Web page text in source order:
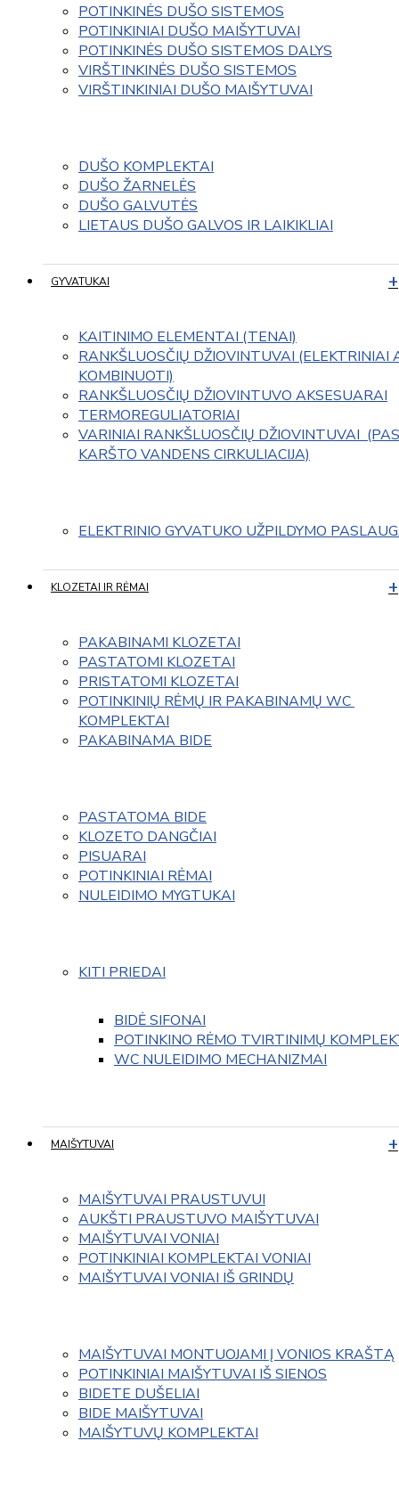
POTINKINĖS DUŠO SISTEMOS
POTINKINIAI DUŠO MAIŠYTUVAI
POTINKINĖS DUŠO SISTEMOS DALYS
VIRŠTINKINĖS DUŠO SISTEMOS
VIRŠTINKINIAI DUŠO MAIŠYTUVAI
DUŠO KOMPLEKTAI
DUŠO ŽARNELĖS
DUŠO GALVUTĖS
LIETAUS DUŠO GALVOS IR LAIKIKLIAI
GYVATUKAI
KAITINIMO ELEMENTAI (TENAI)
RANKŠLUOSČIŲ DŽIOVINTUVAI (ELEKTRINIAI
KOMBINUOTI)
RANKŠLUOSČIŲ DŽIOVINTUVO AKSESUARAI
TERMOREGULIATORIAI
VARINIAI RANKŠLUOSČIŲ DŽIOVINTUVAI
KARŠTO VANDENS CIRKULIACIJA)
ELEKTRINIO GYVATUKO UŽPILDYMO
KLOZETAI IR RĖMAI
PAKABINAMI KLOZETAI
PASTATOMI KLOZETAI
PRISTATOMI KLOZETAI
POTINKINIŲ RĖMŲ IR PAKABINAMŲ WC
KOMPLEKTAI
PAKABINAMA BIDE
PASTATOMA BIDE
KLOZETO DANGČIAI
PISUARAI
POTINKINIAI RĖMAI
NULEIDIMO MYGTUKAI
KITI PRIEDAI
BIDĖ SIFONAI
POTINKINO RĖMO TVIRTINIMŲ
WC NULEIDIMO MECHANIZMAI
MAIŠYTUVAI
MAIŠYTUVAI PRAUSTUVUI
AUKŠTI PRAUSTUVO MAIŠYTUVAI
MAIŠYTUVAI VONIAI
POTINKINIAI KOMPLEKTAI VONIAI
MAIŠYTUVAI VONIAI IŠ GRINDŲ
MAIŠYTUVAI MONTUOJAMI Į VONIOS KRAŠTĄ
POTINKINIAI MAIŠYTUVAI IŠ SIENOS
BIDETE DUŠELIAI
BIDE MAIŠYTUVAI
MAIŠYTUVŲ KOMPLEKTAI